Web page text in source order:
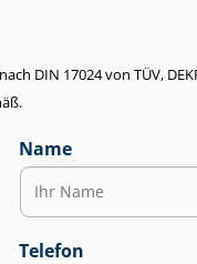
DIN 17024 von TÜV,
Name
Telefon